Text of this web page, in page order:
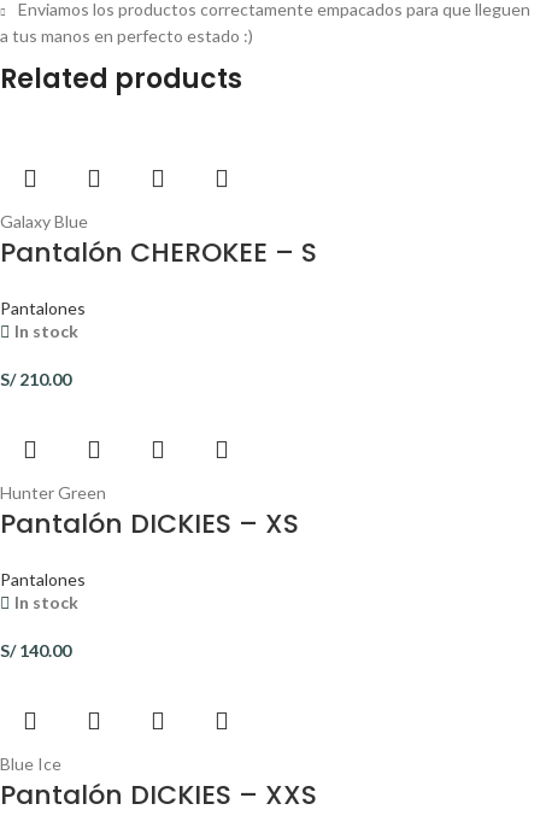
Enviamos los productos correctamente empacados para que lleguen
a tus manos en perfecto estado :)
Related products
Galaxy Blue
Pantalón CHEROKEE – S
Pantalones
In stock
S/210.00
Hunter Green
Pantalón DICKIES – XS
Pantalones
In stock
S/140.00
Blue Ice
Pantalón DICKIES – XXS